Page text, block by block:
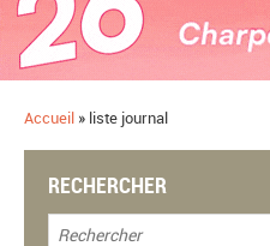
Accueil » liste journal
RECHERCHER